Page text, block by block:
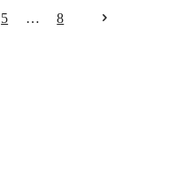
5 8